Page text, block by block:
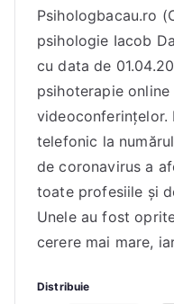
c
o
b
D
E
l
e
n
Psihologbacau.ro
psihologie Iacob
cu data de
psihoterapie
videoconferințelor.
telefonic la
de coronavirus a
toate profesiile și
Unele au fost
cerere mai mare,
Distribuie